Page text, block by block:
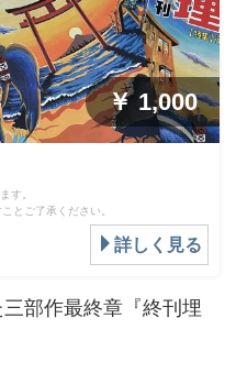
￥ 1,000
す。
とご了承ください。
詳しく見る
部作最終章『終刊埋